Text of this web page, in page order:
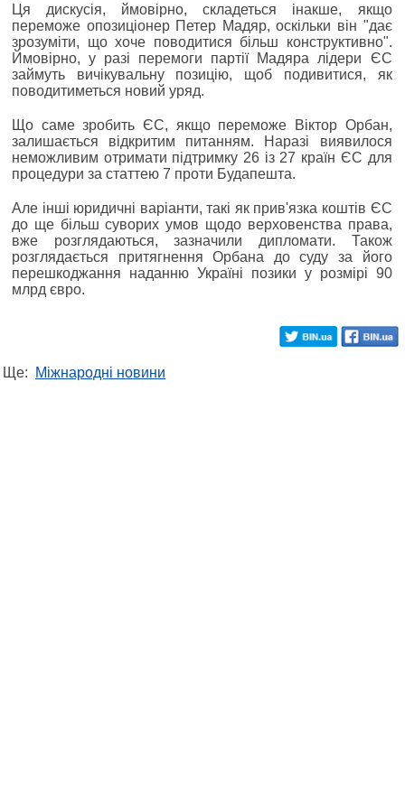
Ця дискусія, ймовірно, складеться інакше, якщо
переможе опозиціонер Петер Мадяр, оскільки він "дає
зрозуміти, що хоче поводитися більш конструктивно".
Ймовірно, у разі перемоги партії Мадяра лідери ЄС
займуть вичікувальну позицію, щоб подивитися, як
поводитиметься новий уряд.
Що саме зробить ЄС, якщо переможе Віктор Орбан,
залишається відкритим питанням. Наразі виявилося
неможливим отримати підтримку 26 із 27 країн ЄС для
процедури за статтею 7 проти Будапешта.
Але інші юридичні варіанти, такі як прив'язка коштів ЄС
до ще більш суворих умов щодо верховенства права,
вже розглядаються, зазначили дипломати. Також
розглядається притягнення Орбана до суду за його
перешкоджання наданню Україні позики у розмірі 90
млрд євро.
Ще: Міжнародні новини